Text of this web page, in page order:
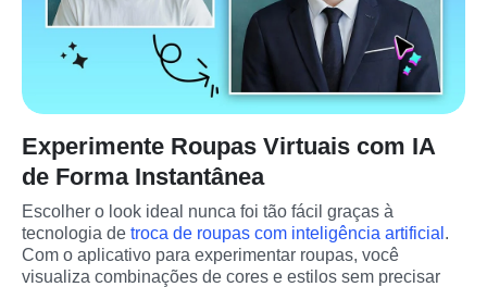
Experimente Roupas Virtuais com IA
de Forma Instantânea
Escolher o look ideal nunca foi tão fácil graças à
tecnologia de troca de roupas com inteligência artificial .
Com o aplicativo para experimentar roupas, você
visualiza combinações de cores e estilos sem precisar